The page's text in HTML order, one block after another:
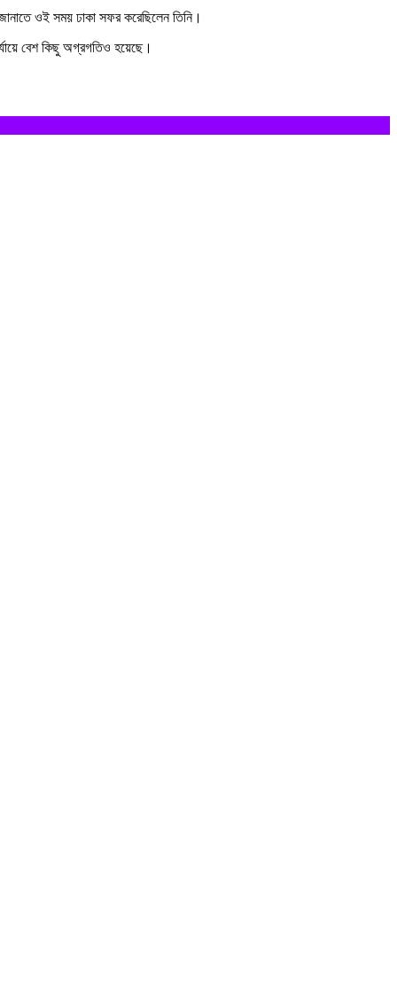
জানাতে ওই সময় ঢাকা সফর করেছিলেন তিনি।
বেশ কিছু অগ্রগতিও হয়েছে।